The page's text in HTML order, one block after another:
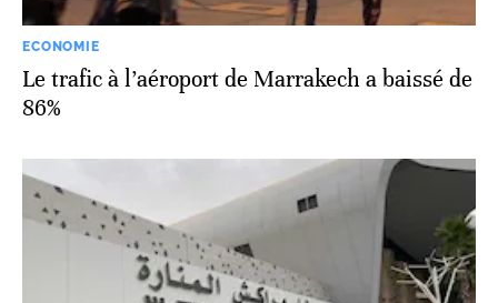
ECONOMIE
Le trafic à l’aéroport de Marrakech a baissé de
86%